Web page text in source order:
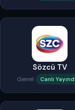
Sözcü TV
Genel Canlı